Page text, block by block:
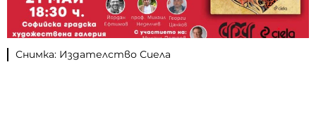
Снимка: Издателство Сиела